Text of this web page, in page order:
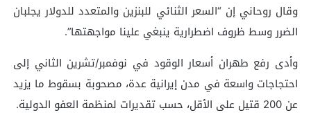
وقال روحاني إن “السعر الثنائي للبنزين والمتعدد للدولار يجلبان
الضرر وسط ظروف اضطرارية ينبغي علينا مواجهتها”.
وأدى رفع طهران أسعار الوقود في نوفمبر/تشرين الثاني إلى
احتجاجات واسعة في مدن إيرانية عدة، مصحوبة بسقوط ما يزيد
عن 200 قتيل على الأقل، حسب تقديرات لمنظمة العفو الدولية.